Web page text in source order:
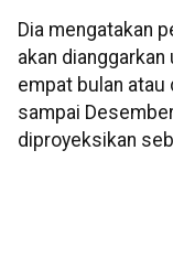
Dia mengatakan
akan
empat bulan
sampai
diproyeksikan